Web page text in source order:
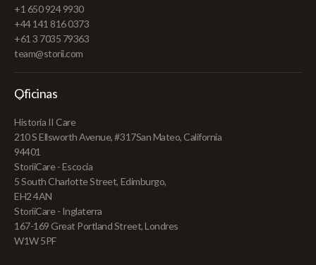
+1 650 924 9930
+44 141 816 0373
+61 3 7035 79363
team@storii.com
Oficinas
Historia II Care
210 S Ellsworth Avenue, #317San Mateo, California
94401
StoriiCare - Escocia
5 South Charlotte Street, Edimburgo,
EH2 4AN
StoriiCare - Inglaterra
167-169 Great Portland Street, Londres
W1W 5PF